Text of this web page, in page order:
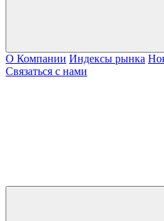
О Компании Индексы рынка
Связаться с нами